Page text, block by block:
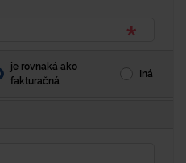
je rovnaká ako
fakturačná
Iná